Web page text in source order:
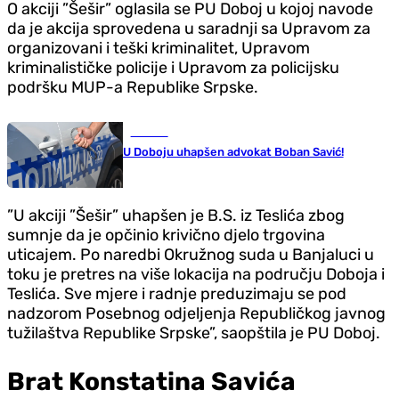
O akciji ”Šešir” oglasila se PU Doboj u kojoj navode
da je akcija sprovedena u saradnji sa Upravom za
organizovani i teški kriminalitet, Upravom
kriminalističke policije i Upravom za policijsku
podršku MUP-a Republike Srpske.
U Doboju uhapšen advokat Boban Savić!
”U akciji ”Šešir” uhapšen je B.S. iz Teslića zbog
sumnje da je opčinio krivično djelo trgovina
uticajem. Po naredbi Okružnog suda u Banjaluci u
toku je pretres na više lokacija na području Doboja i
Teslića. Sve mjere i radnje preduzimaju se pod
nadzorom Posebnog odjeljenja Republičkog javnog
tužilaštva Republike Srpske”, saopštila je PU Doboj.
Brat Konstatina Savića